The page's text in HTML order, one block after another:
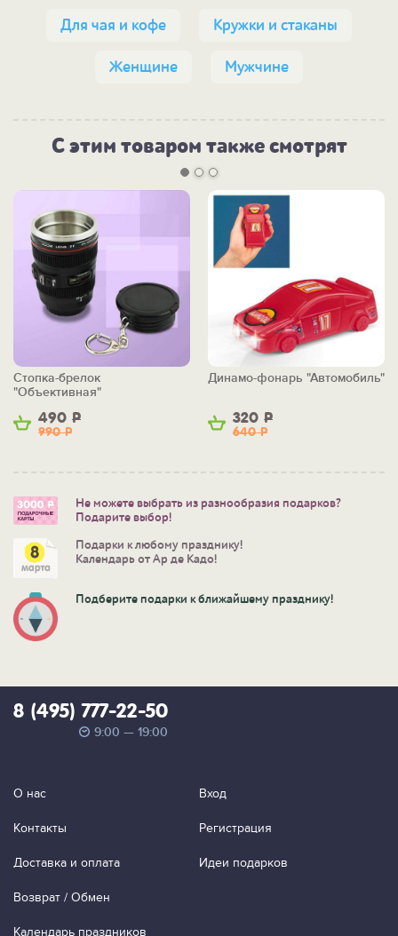
Для чая и кофе Кружки и стаканы
Женщине Мужчине
С этим товаром также смотрят
490 Р
990Р
Стопка-брелок
"Объективная"
320 Р
640Р
Динамо-фонарь "Автомобиль"
Не можете выбрать из разнообразия подарков?
Подарите выбор!
Подарки к любому празднику!
Календарь от Ар де Кадо!
Подберите подарки к ближайшему празднику!
8 (495) 777-22-50
9:00 — 19:00
О нас
Контакты
Доставка и оплата
Возврат / Обмен
Календарь праздников
Вход
Регистрация
Идеи подарков